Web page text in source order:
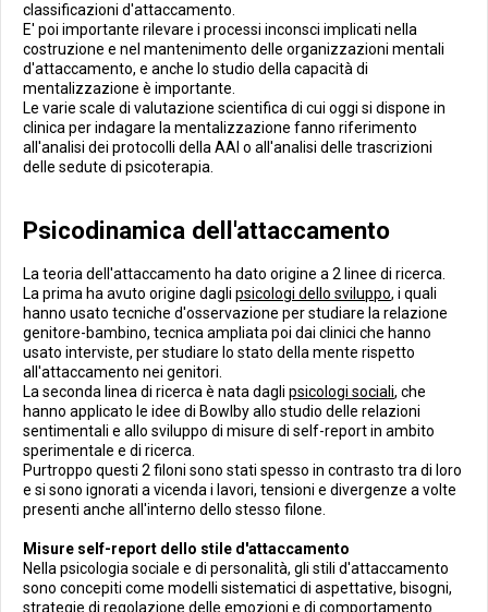
classificazioni d'attaccamento.
E' poi importante rilevare i processi inconsci implicati nella
costruzione e nel mantenimento delle organizzazioni mentali
d'attaccamento, e anche lo studio della capacità di
mentalizzazione è importante.
Le varie scale di valutazione scientifica di cui oggi si dispone in
clinica per indagare la mentalizzazione fanno riferimento
all'analisi dei protocolli della AAI o all'analisi delle trascrizioni
delle sedute di psicoterapia.
Psicodinamica dell'attaccamento
La teoria dell'attaccamento ha dato origine a 2 linee di ricerca.
La prima ha avuto origine dagli psicologi dello sviluppo, i quali
hanno usato tecniche d'osservazione per studiare la relazione
genitore-bambino, tecnica ampliata poi dai clinici che hanno
usato interviste, per studiare lo stato della mente rispetto
all'attaccamento nei genitori.
La seconda linea di ricerca è nata dagli psicologi sociali, che
hanno applicato le idee di Bowlby allo studio delle relazioni
sentimentali e allo sviluppo di misure di self-report in ambito
sperimentale e di ricerca.
Purtroppo questi 2 filoni sono stati spesso in contrasto tra di loro
e si sono ignorati a vicenda i lavori, tensioni e divergenze a volte
presenti anche all'interno dello stesso filone.
Misure self-report dello stile d'attaccamento
Nella psicologia sociale e di personalità, gli stili d'attaccamento
sono concepiti come modelli sistematici di aspettative, bisogni,
strategie di regolazione delle emozioni e di comportamento